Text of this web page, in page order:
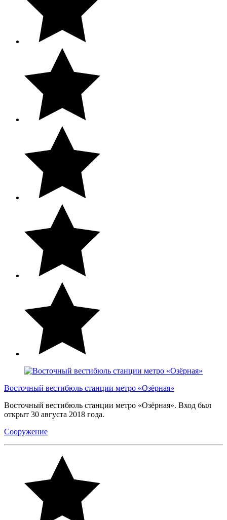
Восточный вестибюль станции метро «Озёрная»
Восточный вестибюль станции метро «Озёрная». Вход был
открыт 30 августа 2018 года.
Сооружение